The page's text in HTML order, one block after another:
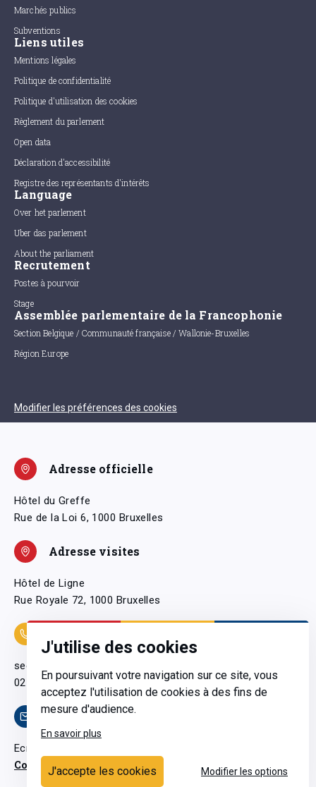
J'utilise des cookies
En poursuivant votre navigation sur ce site, vous
acceptez l'utilisation de cookies à des fins de
mesure d'audience.
En savoir plus
J'accepte les cookies Modifier les options
Marchés publics
Subventions
Liens utiles
Mentions légales
Politique de confidentialité
Politique d'utilisation des cookies
Règlement du parlement
Open data
Déclaration d'accessibilité
Registre des représentants d'intérêts
Language
Over het parlement
Uber das parlement
About the parliament
Recrutement
Postes à pourvoir
Stage
Assemblée parlementaire de la Francophonie
Section Belgique / Communauté française / Wallonie-Bruxelles
Région Europe
Modifier les préférences des cookies
Adresse officielle
Hôtel du Greffe
Rue de la Loi 6, 1000 Bruxelles
Adresse visites
Hôtel de Ligne
Rue Royale 72, 1000 Bruxelles
secretariatgeneral@pfwb.be
02 506 38 11
Contact
Ecrivez-nous
Contactez-nous